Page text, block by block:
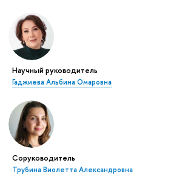
Научный руководитель
Гаджиева Альбина Омаровна
Соруководитель
Трубина Виолетта Александровна